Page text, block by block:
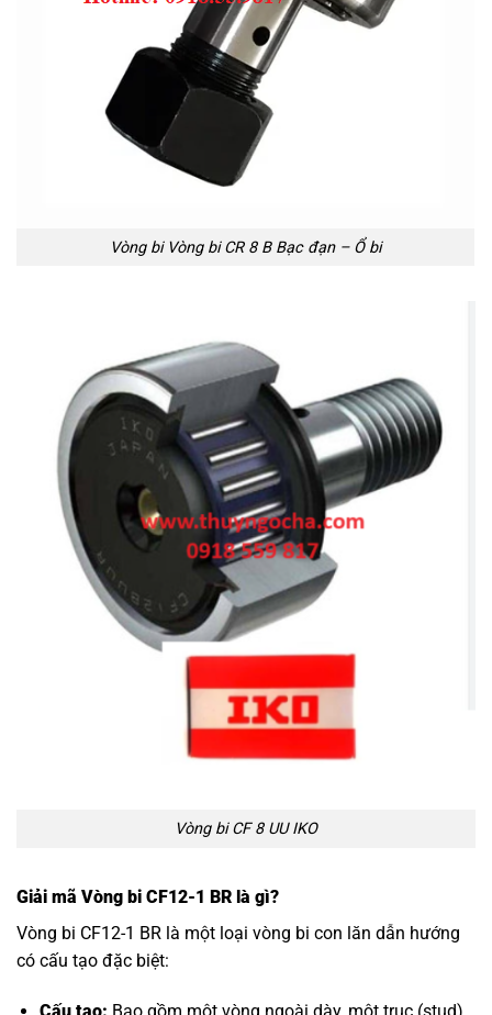
Vòng bi Vòng bi CR 8 B Bạc đạn – Ổ bi
Vòng bi CF 8 UU IKO
Giải mã Vòng bi CF12-1 BR là gì?
Vòng bi CF12-1 BR là một loại vòng bi con lăn dẫn hướng
có cấu tạo đặc biệt:
Cấu tạo: Bao gồm một vòng ngoài dày, một trục (stud)